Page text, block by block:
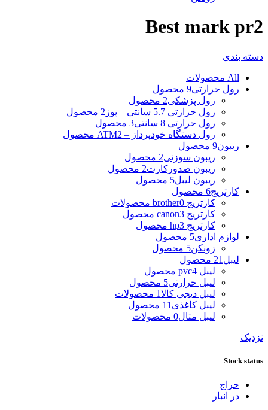
Best mark pr2
دسته بندی
All محصولات
رول حرارتی9 محصول
رول پزشکی2 محصول
رول حرارتی 5.7 سانتی – پوز
2 محصول
رول حرارتی 8 سانتی
3 محصول
رول دستگاه خودپرداز – ATM 2 محصول
ریبون9 محصول
ریبون سوزنی2 محصول
ریبون صدورکارت2 محصول
ریبون لیبل5 محصول
کارتریج6 محصول
کارتریج brother 0 محصولات
کارتریج canon 3 محصول
کارتریج hp 3 محصول
لوازم اداری5 محصول
زونکن5 محصول
لیبل 21 محصول
لیبل pvc 4 محصول
لیبل حرارتی5 محصول
لیبل دیجی کالا1 محصولات
لیبل کاغذی 11 محصول
لیبل متال0 محصولات
نزدیک
Stock status
حراج
در انبار